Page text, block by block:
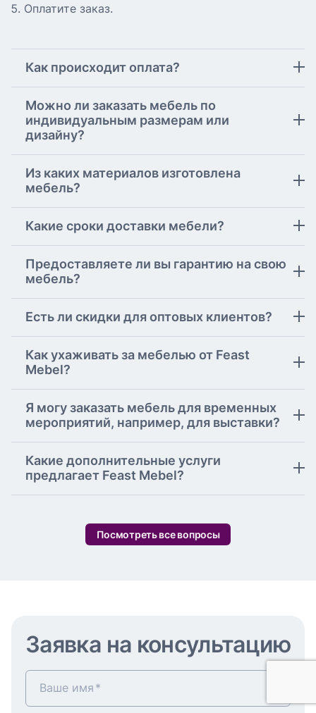
Оплатите заказ.
Как происходит оплата?
Можно ли заказать мебель по
индивидуальным размерам или
дизайну?
Из каких материалов изготовлена
мебель?
Какие сроки доставки мебели?
Предоставляете ли вы гарантию на свою
мебель?
Есть ли скидки для оптовых клиентов?
Как ухаживать за мебелью от Feast
Mebel?
Я могу заказать мебель для временных
мероприятий, например, для выставки?
Какие дополнительные услуги
предлагает Feast Mebel?
Посмотреть все вопросы
Заявка на консультацию
Ваше имя